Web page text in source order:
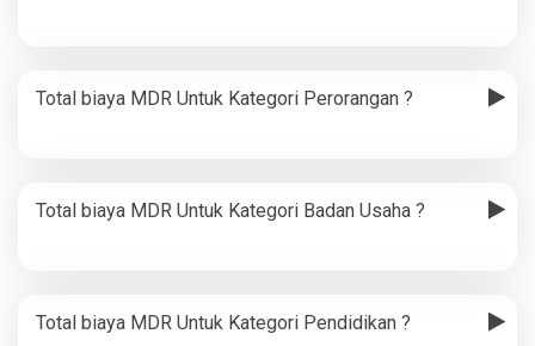
Total biaya MDR Untuk Kategori Perorangan ?
Total biaya MDR Untuk Kategori Badan Usaha ?
Total biaya MDR Untuk Kategori Pendidikan ?